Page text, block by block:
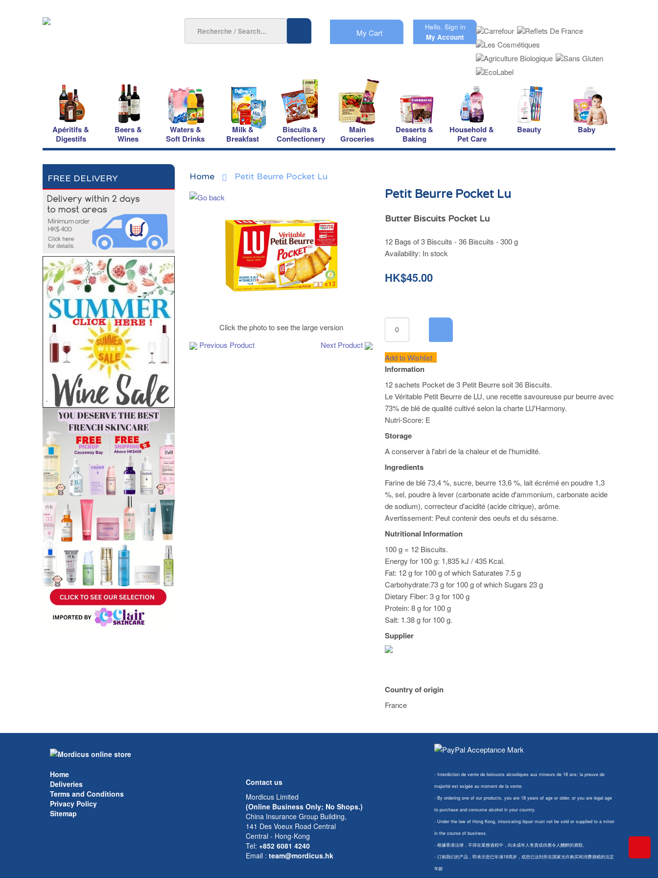
My Cart
Hello. Sign in
My Account
Apéritifs &
Digestifs
Beers &
Wines
Waters &
Soft Drinks
Milk &
Breakfast
Biscuits &
Confectionery
Main
Groceries
Desserts &
Baking
Household &
Pet Care
Beauty Baby
FREE DELIVERY Home Petit Beurre Pocket Lu
Click the photo to see the large version
Previous Product
Next Product
Petit Beurre Pocket Lu
Butter Biscuits Pocket Lu
12 Bags of 3 Biscuits - 36 Biscuits - 300 g
Availability: In stock
HK$45.00
Add to Wishlist
Information
12 sachets Pocket de 3 Petit Beurre soit 36 Biscuits.
Le Véritable Petit Beurre de LU, une recette savoureuse pur beurre avec
73% de blé de qualité cultivé selon la charte LU'Harmony.
Nutri-Score: E
Storage
A conserver à l'abri de la chaleur et de l'humidité.
Ingredients
Farine de blé 73,4 %, sucre, beurre 13,6 %, lait écrémé en poudre 1,3
%, sel, poudre à lever (carbonate acide d'ammonium, carbonate acide
de sodium), correcteur d'acidité (acide citrique), arôme.
Avertissement: Peut contenir des oeufs et du sésame.
Nutritional Information
100 g = 12 Biscuits.
Energy for 100 g: 1,835 kJ / 435 Kcal.
Fat: 12 g for 100 g of which Saturates 7.5 g
Carbohydrate:73 g for 100 g of which Sugars 23 g
Dietary Fiber: 3 g for 100 g
Protein: 8 g for 100 g
Salt: 1.38 g for 100 g.
Supplier
Country of origin
France
Home
Deliveries
Terms and Conditions
Privacy Policy
Sitemap
Contact us
Mordicus Limited
(Online Business Only; No Shops.)
China Insurance Group Building,
141 Des Voeux Road Central
Central - Hong-Kong
Tel: +852 6081 4240
Email : team@mordicus.hk
- Interdiction de vente de boissons alcooliques aux mineurs de 18 ans; la preuve de
majorité est exigée au moment de la vente.
- By ordering one of our products, you are 18 years of age or older, or you are legal age
to purchase and consume alcohol in your country.
- Under the law of Hong Kong, intoxicating liquor must not be sold or supplied to a minor
in the course of business.
- 根據香港法律，不得在業務過程中，向未成年人售賣或供應令人醺醉的酒類。
- 订购我们的产品，即表示您已年满18周岁，或您已达到所在国家允许购买和消费酒精的法定
年龄